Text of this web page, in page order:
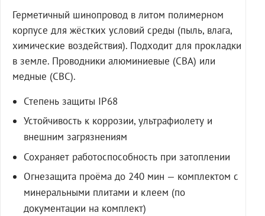
Герметичный шинопровод в литом полимерном
корпусе для жёстких условий среды (пыль, влага,
химические воздействия). Подходит для прокладки
в земле. Проводники алюминиевые (СВА) или
медные (СВС).
Степень защиты IP68
Устойчивость к коррозии, ультрафиолету и
внешним загрязнениям
Сохраняет работоспособность при затоплении
Огнезащита проёма до 240 мин — комплектом с
минеральными плитами и клеем (по
документации на комплект)